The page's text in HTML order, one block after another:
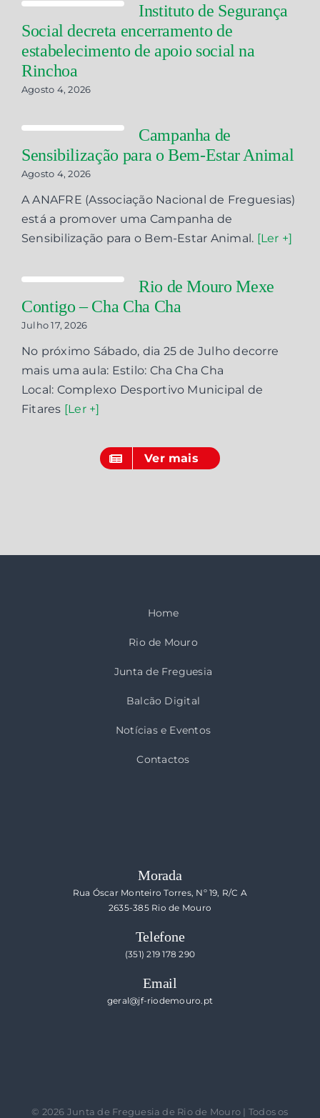
Instituto de Segurança
Social decreta encerramento de
estabelecimento de apoio social na
Rinchoa
Agosto 4, 2026
Campanha de
Sensibilização para o Bem-Estar Animal
Agosto 4, 2026
A ANAFRE (Associação Nacional de Freguesias)
está a promover uma Campanha de
Sensibilização para o Bem-Estar Animal. [Ler +]
Rio de Mouro Mexe
Contigo – Cha Cha Cha
Julho 17, 2026
No próximo Sábado, dia 25 de Julho decorre
mais uma aula: Estilo: Cha Cha Cha
Local: Complexo Desportivo Municipal de
Fitares [Ler +]
Ver mais
Home
Rio de Mouro
Junta de Freguesia
Balcão Digital
Notícias e Eventos
Contactos
Morada
Rua Óscar Monteiro Torres, Nº 19, R/C A
2635-385 Rio de Mouro
Telefone
(351) 219 178 290
Email
geral@jf-riodemouro.pt
© 2026 Junta de Freguesia de Rio de Mouro | Todos os